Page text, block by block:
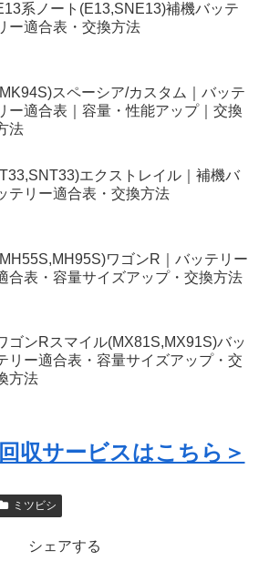
系ノート(E13,SNE13)補機バッテ
ー適合表・交換方法
スペーシア/カスタム｜バッテ
ー適合表｜容量・性能アップ｜交換
法
エクストレイル｜補機バ
テリー適合表・交換方法
ワゴンR｜バッテリー
合表・容量サイズアップ・交換方法
ゴンRスマイル(MX81S,MX91S)バッ
リー適合表・容量サイズアップ・交
方法
収サービスはこちら＞
ミツビシ
シェアする